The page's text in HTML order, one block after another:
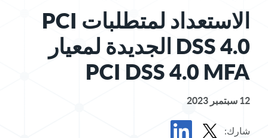
الاستعداد لمتطلبات PCI
DSS 4.0 الجديدة لمعيار
PCI DSS 4.0 MFA
12 سبتمبر 2023
شارك: